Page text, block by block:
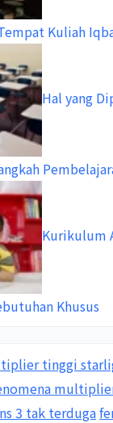
Kuliah
Hal yang
Kurikulum
Khusus
tinggi
3 tak terduga